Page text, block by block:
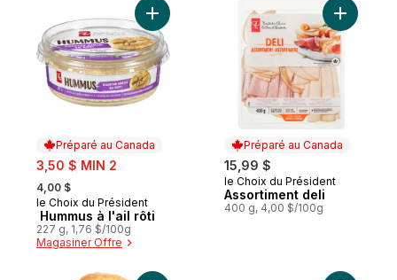
Préparé au Canada
sale:
3,50 $ MIN 2
, formerly:
4,00 $
Préparé au Canada
le Choix du Président
Hummus à l'ail rôti
227 g, 1,76 $/100g
Magasiner Offre
Ajouter Hummus à l'ail rôti au panier
Préparé au Canada
15,99 $
Préparé au Canada
le Choix du Président
Assortiment deli
400 g, 4,00 $/100g
Ajouter